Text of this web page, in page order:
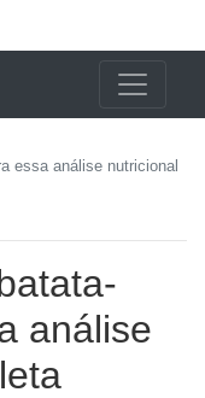
essa análise nutricional
análise